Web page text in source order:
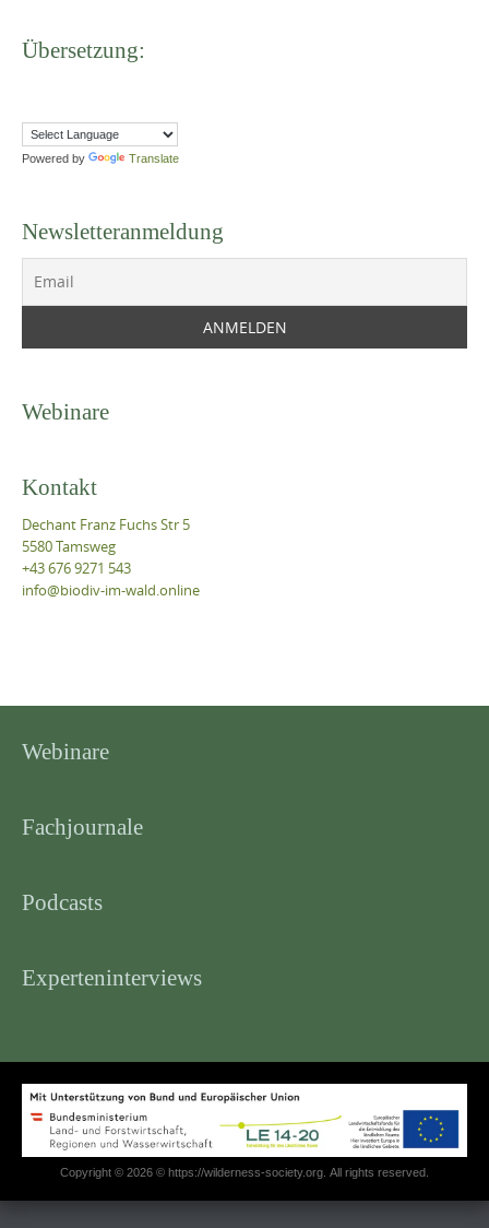
Übersetzung:
Powered by Translate
Newsletteranmeldung
Webinare
Kontakt
Dechant Franz Fuchs Str 5
5580 Tamsweg
+43 676 9271 543
info@biodiv-im-wald.online
Webinare
Fachjournale
Podcasts
Experteninterviews
Copyright © 2026 © https://wilderness-society.org. All rights reserved.